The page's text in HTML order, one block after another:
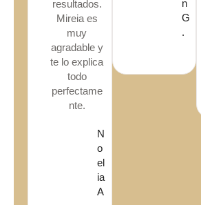
resultados.
Mireia es
muy
agradable y
te lo explica
todo
perfectame
nte.
N
o
el
ia
A
n
G
.